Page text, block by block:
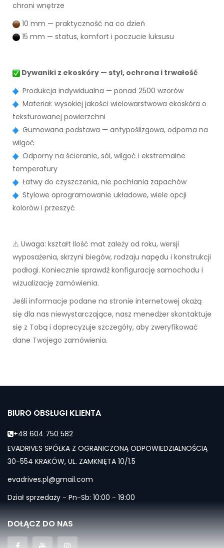
chroni wnętrze
10 mm — praktyczność na co dzień
15 mm — status, komfort i poczucie luksusu
Dywaniki z ekoskóry — styl, ochrona i trwałość
Produkcja indywidualna — ponad 2500 wzorów
Materiał: wysokiej jakości wielowarstwowa ekoskóra o
teksturowanej powierzchni
Gumowana podstawa — antypoślizgowa, odporna na
wilgoć
Odporny na ścieranie, sól, wilgoć i ekstremalne
temperatury
Łatwy do czyszczenia, nie pochłania zapachów
Stylowe oprogramowanie układowe, wiele opcji
kolorów i przeszyć
⚠️ Uwaga: kształt Ilość mat zależy od roku, wersji
wyposażenia, skrzyni biegów, rodzaju napędu i konstrukcji
podłogi. Koniecznie sprawdź konfigurację samochodu i
wizualizację zamówienia.
Jeśli informacje podane na stronie internetowej okażą
się dla nas niewystarczające, nasz menedżer skontaktuje
się z Tobą i doprecyzuje szczegóły, aby zweryfikować
dane Twojego zamówienia.
BIURO OBSŁUGI KLIENTA
+48 604 750 582
EVADRIVES SPÓŁKA Z OGRANICZONĄ ODPOWIEDZIALNOŚCIĄ
30-554 KRAKÓW, UL. ZAMKNIĘTA 10/1.5
evadrives.pl@gmail.com
Dział sprzedaży - Pn-Sb: 10:00 - 19:00
DOŁĄCZ DO NAS